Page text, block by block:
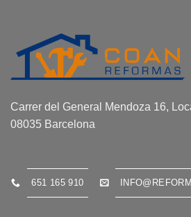
Carrer del General Mendoza 16,
08035 Barcelona
651 165 910